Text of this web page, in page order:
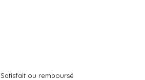
Satisfait ou remboursé